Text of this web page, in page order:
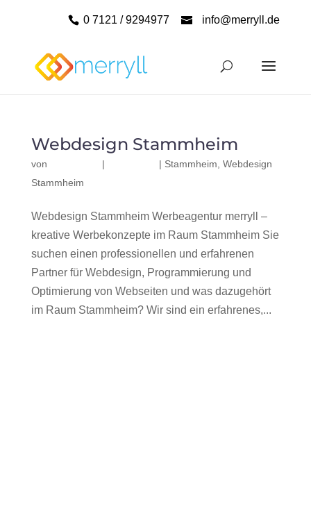
0 7121 / 9294977 info@merryll.de
Webdesign Stammheim
von | | Stammheim Webdesign
Stammheim
Webdesign Stammheim Werbeagentur merryll –
kreative Werbekonzepte im Raum Stammheim Sie
suchen einen professionellen und erfahrenen
Partner für Webdesign, Programmierung und
Optimierung von Webseiten und was dazugehört
im Raum Stammheim? Wir sind ein erfahrenes,...